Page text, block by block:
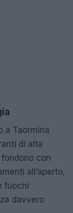
a Taormina
di alta
con
all’aperto,
fuochi
davvero